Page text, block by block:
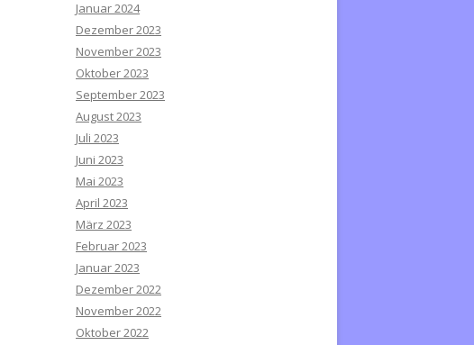
Januar 2024
Dezember 2023
November 2023
Oktober 2023
September 2023
August 2023
Juli 2023
Juni 2023
Mai 2023
April 2023
März 2023
Februar 2023
Januar 2023
Dezember 2022
November 2022
Oktober 2022